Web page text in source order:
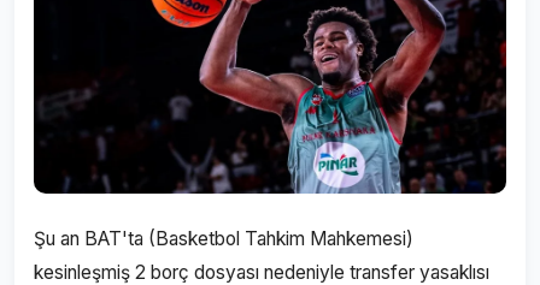
Şu an BAT'ta (Basketbol Tahkim Mahkemesi)
kesinleşmiş 2 borç dosyası nedeniyle transfer yasaklısı